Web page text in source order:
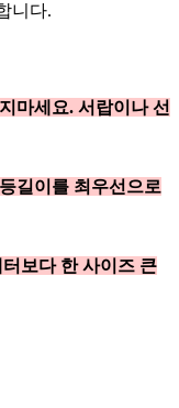
니다.
마세요. 서랍이나 선
길이를 최우선으로
보다 한 사이즈 큰